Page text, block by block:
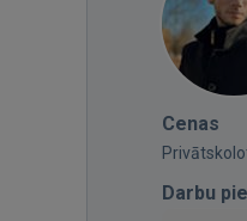
Cenas
Darbu